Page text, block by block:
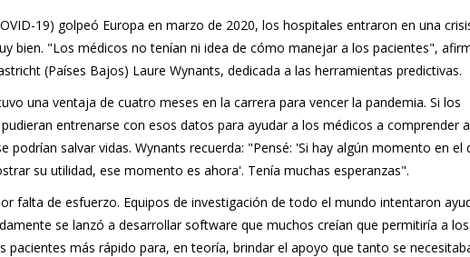
19) golpeó Europa en marzo de 2020, los hospitales entraron en una
bien. "Los médicos no tenían ni idea de cómo manejar a los pacientes",
(Países Bajos) Laure Wynants, dedicada a las herramientas predictivas.
una ventaja de cuatro meses en la carrera para vencer la pandemia. Si los
entrenarse con esos datos para ayudar a los médicos a comprender
podrían salvar vidas. Wynants recuerda: "Pensé: 'Si hay algún momento en el
su utilidad, ese momento es ahora'. Tenía muchas esperanzas".
falta de esfuerzo. Equipos de investigación de todo el mundo intentaron
se lanzó a desarrollar software que muchos creían que permitiría a los
pacientes más rápido para, en teoría, brindar el apoyo que tanto se